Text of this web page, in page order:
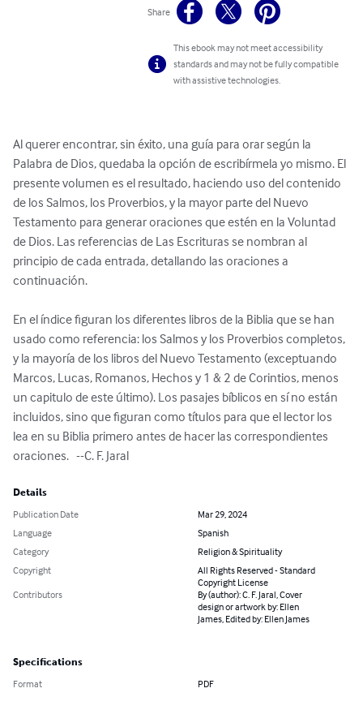
Share
This ebook may not meet accessibility
standards and may not be fully compatible
with assistive technologies.
Al querer encontrar, sin éxito, una guía para orar según la
Palabra de Dios, quedaba la opción de escribírmela yo mismo. El
presente volumen es el resultado, haciendo uso del contenido
de los Salmos, los Proverbios, y la mayor parte del Nuevo
Testamento para generar oraciones que estén en la Voluntad
de Dios. Las referencias de Las Escrituras se nombran al
principio de cada entrada, detallando las oraciones a
continuación.
En el índice figuran los diferentes libros de la Biblia que se han
usado como referencia: los Salmos y los Proverbios completos,
y la mayoría de los libros del Nuevo Testamento (exceptuando
Marcos, Lucas, Romanos, Hechos y 1 & 2 de Corintios, menos
un capitulo de este último). Los pasajes bíblicos en sí no están
incluidos, sino que figuran como títulos para que el lector los
lea en su Biblia primero antes de hacer las correspondientes
oraciones.   --C. F. Jaral
Details
Publication Date
Mar 29, 2024
Language
Spanish
Category
Religion & Spirituality
Copyright
All Rights Reserved - Standard
Copyright License
Contributors
By (author): C. F. Jaral, Cover
design or artwork by: Ellen
James, Edited by: Ellen James
Specifications
Format PDF